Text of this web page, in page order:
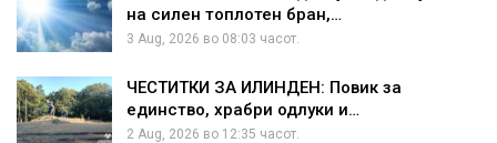
на силен топлотен бран,…
3 Aug, 2026 во 08:03 часот.
ЧЕСТИТКИ ЗА ИЛИНДЕН: Повик за
единство, храбри одлуки и…
2 Aug, 2026 во 12:35 часот.